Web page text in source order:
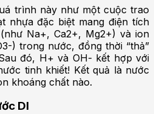
trình này như một cuộc trao
nhựa đặc biệt mang điện tích
Na+, Ca2+, Mg2+) và ion
) trong nước, đồng thời “thả”
đó, H+ và OH- kết hợp với
tinh khiết! Kết quả là nước
khoáng chất nào.
DI